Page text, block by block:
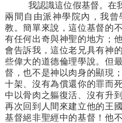
我認識這位假基督。在
兩間自由派神學院內，我
教。簡單來說，這位基督的
有任何出奇與神聖的地方；
會告訴我，這位老兄具有神
些偉大的道德倫理學說。但
督，也不是神以肉身的顯現
十架、沒有為償還你的罪而
中以骨肉之軀復活、沒有升
再次回到人間來建立他的王
基督絕非聖經中的基督！他